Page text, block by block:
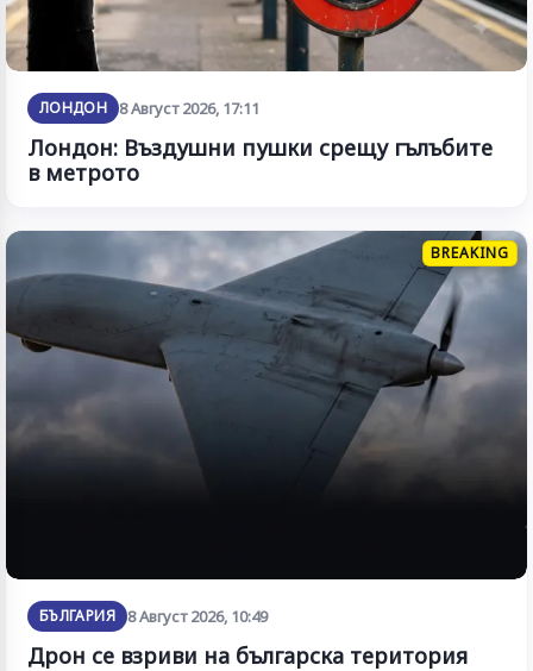
ЛОНДОН 8 Август 2026, 17:11
Лондон: Въздушни пушки срещу гълъбите
в метрото
BREAKING
БЪЛГАРИЯ 8 Август 2026, 10:49
Дрон се взриви на българска територия